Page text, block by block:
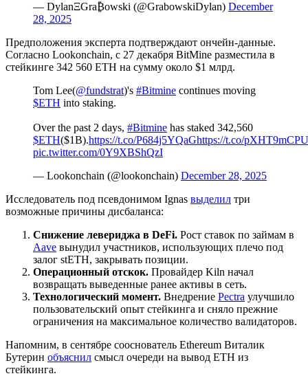
— DylanΞGra₿owski (@GrabowskiDylan) December
28, 2025
Предположения эксперта подтверждают ончейн-данные.
Согласно Lookonchain, с 27 декабря BitMine разместила в
стейкинге 342 560 ETH на сумму около $1 млрд.
Tom Lee(@fundstrat)'s #Bitmine continues moving
$ETH into staking.
Over the past 2 days, #Bitmine has staked 342,560
$ETH($1B).https://t.co/P684j5YQaGhttps://t.co/
pic.twitter.com/0Y9XBShQzI
— Lookonchain (@lookonchain) December 28, 2025
Исследователь под псевдонимом Ignas выделил три
возможные причины дисбаланса:
Снижение левериджа в DeFi. Рост ставок по займам в
Aave вынудил участников, использующих плечо под
залог stETH, закрывать позиции.
Операционный отскок. Провайдер Kiln начал
возвращать выведенные ранее активы в сеть.
Технологический момент. Внедрение Pectra улучшило
пользовательский опыт стейкинга и сняло прежние
ограничения на максимальное количество валидаторов.
Напомним, в сентябре сооснователь Ethereum Виталик
Бутерин объяснил смысл очереди на вывод ETH из
стейкинга.